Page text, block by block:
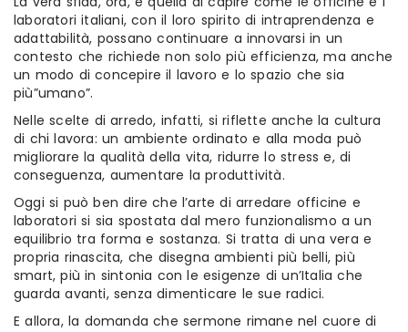
laboratori italiani, con il loro spirito di intraprendenza e
adattabilità, possano continuare a innovarsi in un
contesto che richiede non solo più efficienza, ma anche
un modo di concepire il lavoro e lo spazio che sia
più”umano”.
Nelle scelte di arredo, infatti, si riflette anche la cultura
di chi lavora: un ambiente ordinato e alla moda può
migliorare la qualità della vita, ridurre lo stress e, di
conseguenza, aumentare la produttività.
Oggi si può ben dire che l’arte di arredare officine e
laboratori si sia spostata dal mero funzionalismo a un
equilibrio tra forma e sostanza. Si tratta di una vera e
propria rinascita, che disegna ambienti più belli, più
smart, più in sintonia con le esigenze di un’Italia che
guarda avanti, senza dimenticare le sue radici.
E allora, la domanda che sermone rimane nel cuore di